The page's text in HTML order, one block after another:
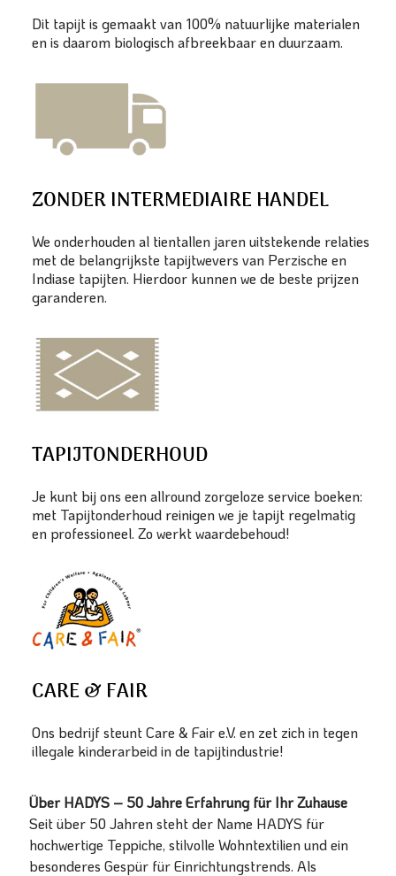
Dit tapijt is gemaakt van 100% natuurlijke materialen
en is daarom biologisch afbreekbaar en duurzaam.
ZONDER INTERMEDIAIRE HANDEL
We onderhouden al tientallen jaren uitstekende relaties
met de belangrijkste tapijtwevers van Perzische en
Indiase tapijten. Hierdoor kunnen we de beste prijzen
garanderen.
TAPIJTONDERHOUD
Je kunt bij ons een allround zorgeloze service boeken:
met Tapijtonderhoud reinigen we je tapijt regelmatig
en professioneel. Zo werkt waardebehoud!
CARE & FAIR
Ons bedrijf steunt Care & Fair e.V. en zet zich in tegen
illegale kinderarbeid in de tapijtindustrie!
Über HADYS – 50 Jahre Erfahrung für Ihr Zuhause
Seit über 50 Jahren steht der Name HADYS für
hochwertige Teppiche, stilvolle Wohntextilien und ein
besonderes Gespür für Einrichtungstrends. Als